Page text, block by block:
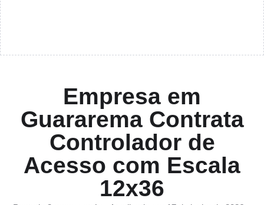
Empresa em
Guararema Contrata
Controlador de
Acesso com Escala
12x36